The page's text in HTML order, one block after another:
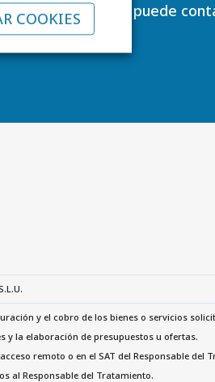
generales, puede
y el cobro de los bienes o servicios
y la elaboración de presupuestos u ofertas.
remoto o en el SAT del Responsable del
al Responsable del Tratamiento.
COOKIES